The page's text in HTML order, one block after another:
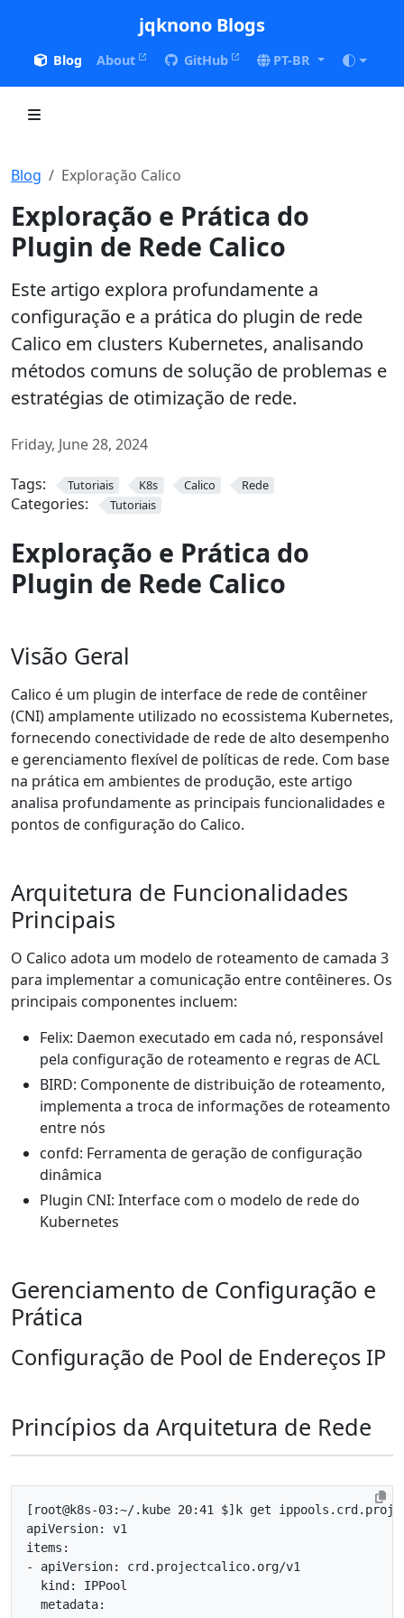
jqknono Blogs
Blog About GitHub PT-BR
Blog Exploração Calico
Exploração e Prática do
Plugin de Rede Calico
Este artigo explora profundamente a
configuração e a prática do plugin de rede
Calico em clusters Kubernetes, analisando
métodos comuns de solução de problemas e
estratégias de otimização de rede.
Friday, June 28, 2024
Tags:
Tutoriais K8s Calico Rede
Categories: Tutoriais
Exploração e Prática do
Plugin de Rede Calico
Visão Geral
Calico é um plugin de interface de rede de contêiner
(CNI) amplamente utilizado no ecossistema Kubernetes,
fornecendo conectividade de rede de alto desempenho
e gerenciamento flexível de políticas de rede. Com base
na prática em ambientes de produção, este artigo
analisa profundamente as principais funcionalidades e
pontos de configuração do Calico.
Arquitetura de Funcionalidades
Principais
O Calico adota um modelo de roteamento de camada 3
para implementar a comunicação entre contêineres. Os
principais componentes incluem:
Felix: Daemon executado em cada nó, responsável
pela configuração de roteamento e regras de ACL
BIRD: Componente de distribuição de roteamento,
implementa a troca de informações de roteamento
entre nós
confd: Ferramenta de geração de configuração
dinâmica
Plugin CNI: Interface com o modelo de rede do
Kubernetes
Gerenciamento de Configuração e
Prática
Configuração de Pool de Endereços IP
Princípios da Arquitetura de Rede
[ root@k8s-03:~/.kube 20:41 $]